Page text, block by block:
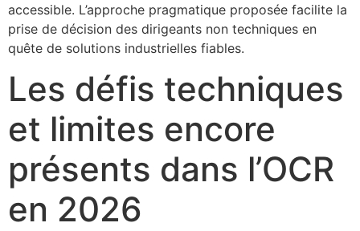
accessible. L’approche pragmatique proposée facilite la
prise de décision des dirigeants non techniques en
quête de solutions industrielles fiables.
Les défis techniques
et limites encore
présents dans l’OCR
en 2026